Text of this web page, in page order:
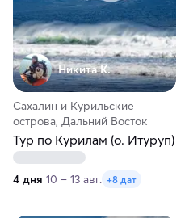
Никита К.
Сахалин и Курильские
острова, Дальний Восток
Тур по Курилам (о. Итуруп)
4 дня 10 – 13 авг. +8 дат